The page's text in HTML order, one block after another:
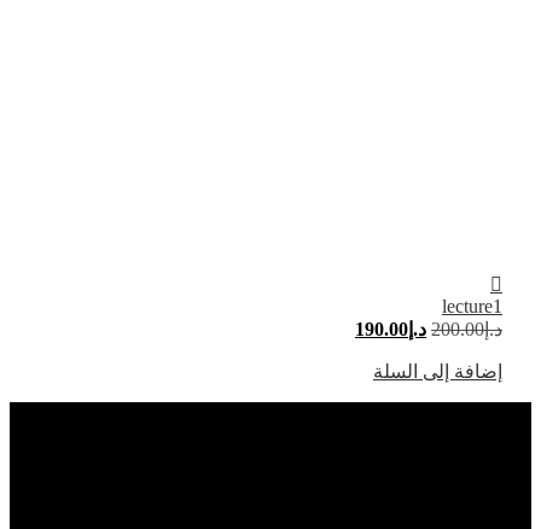
lecture1
200.00 د.إ 190.00
إضافة إلى السلة